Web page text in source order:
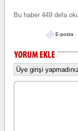
Bu haber 449 defa
E-posta
Üye girişi